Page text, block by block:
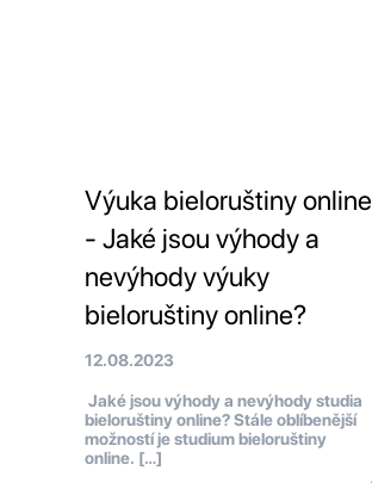
Výuka bieloruštiny online
- Jaké jsou výhody a
nevýhody výuky
bieloruštiny online?
12.08.2023
Jaké jsou výhody a nevýhody studia
bieloruštiny online? Stále oblíbenější
možností je studium bieloruštiny
online. […]